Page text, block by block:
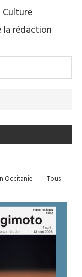
Culture
la rédaction
Occitanie——Tous